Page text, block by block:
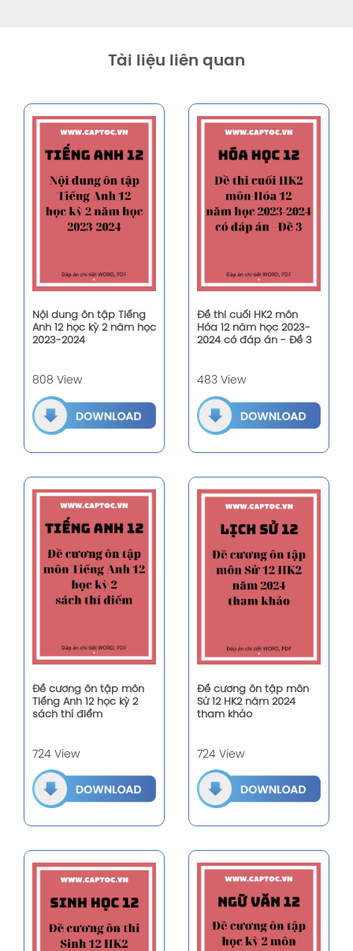
Tài liệu liên quan
Nội dung ôn tập Tiếng
Anh 12 học kỳ 2 năm học
2023-2024
808 View
Đề thi cuối HK2 môn
Hóa 12 năm học 2023-
2024 có đáp án - Đề 3
483 View
Đề cương ôn tập môn
Tiếng Anh 12 học kỳ 2
sách thí điểm
724 View
Đề cương ôn tập môn
Sử 12 HK2 năm 2024
tham khảo
724 View